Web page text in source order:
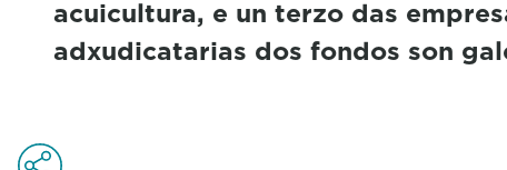
acuicultura, e un terzo das
adxudicatarias dos fondos son